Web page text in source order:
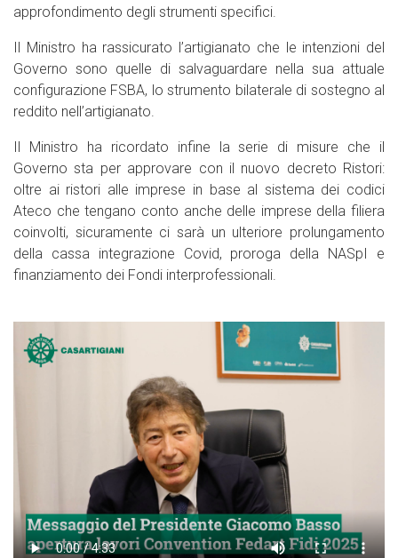
approfondimento degli strumenti specifici.
Il Ministro ha rassicurato l’artigianato che le intenzioni del
Governo sono quelle di salvaguardare nella sua attuale
configurazione FSBA, lo strumento bilaterale di sostegno al
reddito nell’artigianato.
Il Ministro ha ricordato infine la serie di misure che il
Governo sta per approvare con il nuovo decreto Ristori:
oltre ai ristori alle imprese in base al sistema dei codici
Ateco che tengano conto anche delle imprese della filiera
coinvolti, sicuramente ci sarà un ulteriore prolungamento
della cassa integrazione Covid, proroga della NASpI e
finanziamento dei Fondi interprofessionali.